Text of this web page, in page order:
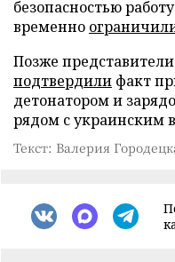
безопасностью
временно
Позже
подтвердили факт
детонатором и
рядом с украинским
Текст: Валерия